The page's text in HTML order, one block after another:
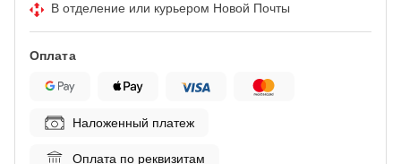
В отделение или курьером Новой Почты
Оплата
Наложенный платеж
Оплата по реквизитам